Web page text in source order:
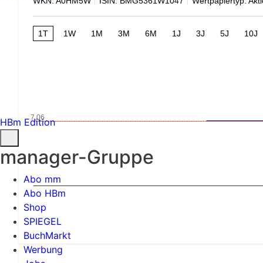
1T 1W 1M 3M 6M 1J 3J 5J 10J
7,06
HBm Edition
manager-Gruppe
Abo mm
Abo HBm
Shop
SPIEGEL
BuchMarkt
Werbung